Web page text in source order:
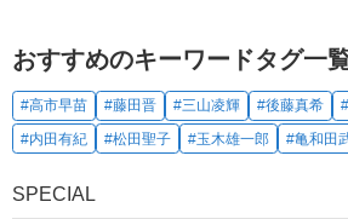
おすすめのキーワードタグ一
#高市早苗 #藤田晋 #三山凌輝 #後藤真希
#内田有紀
#松田聖子 #玉木雄一郎 #亀和田
SPECIAL